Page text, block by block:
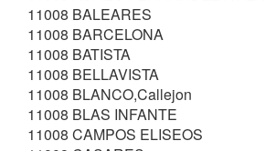
11008 BALEARES
11008 BARCELONA
11008 BATISTA
11008 BELLAVISTA
11008 BLANCO,Callejon
11008 BLAS INFANTE
11008 CAMPOS ELISEOS